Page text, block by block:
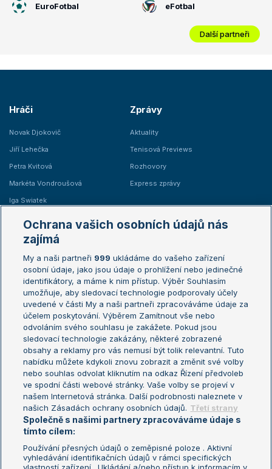
EuroFotbal eFotbal
Další partneři
Hráči
Novak Djokovič
Jiří Lehečka
Petra Kvitová
Markéta Vondroušová
Iga Swiatek
Zprávy
Aktuality
Tenisová Previews
Rozhovory
Express zprávy
Žebříčky
Žebříček ATP (muži)
Žebříček WTA (ženy)
Sázkařský žebříček
Australian Open
French Open
Wimbledon
US Open
Turnaj mistrů
Turnaj mistryň
Aktualní trendy
Fotbalové přestupy
Livesport Daily
LS Prague Open
Ochrana vašich osobních údajů nás
zajímá
My a naši partneři 999 ukládáme do vašeho zařízení
osobní údaje, jako jsou údaje o prohlížení nebo jedinečné
identifikátory, a máme k nim přístup. Výběr Souhlasím
umožňuje, aby sledovací technologie podporovaly účely
uvedené v části My a naši partneři zpracováváme údaje za
účelem poskytování. Výběrem Zamítnout vše nebo
odvoláním svého souhlasu je zakážete. Pokud jsou
sledovací technologie zakázány, některé zobrazené
obsahy a reklamy pro vás nemusí být tolik relevantní. Tuto
nabídku můžete kdykoli znovu zobrazit a změnit své volby
nebo souhlas odvolat kliknutím na odkaz Řízení předvoleb
ve spodní části webové stránky. Vaše volby se projeví v
našem Internetová stránka. Další podrobnosti naleznete v
našich Zásadách ochrany osobních údajů. Třetí strany
Společně s našimi partnery zpracováváme údaje s
tímto cílem:
Používání přesných údajů o zeměpisné poloze . Aktivní
vyhledávání identifikačních údajů v rámci specifických